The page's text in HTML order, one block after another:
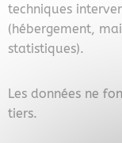
techniques
(hébergement,
statistiques).
Les données ne
tiers.